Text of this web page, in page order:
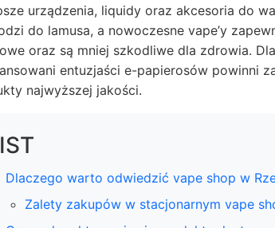
urządzenia, liquidy oraz akcesoria do
do lamusa, a nowoczesne vape’y
oraz są mniej szkodliwe dla zdrowia.
entuzjaści e-papierosów powinni
najwyższej jakości.
Dlaczego warto odwiedzić vape shop w
Zalety zakupów w stacjonarnym vape